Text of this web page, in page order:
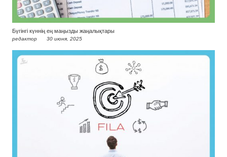
Бүгінгі күннің ең маңызды жаңалықтары
редактор 30 июня, 2025